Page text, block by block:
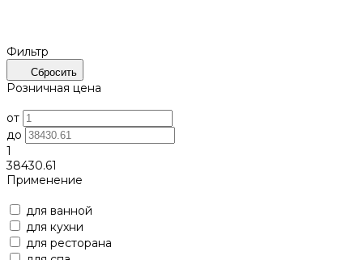
Фильтр
Сбросить
Розничная цена
от
до
1
38430.61
Применение
для ванной
для кухни
для ресторана